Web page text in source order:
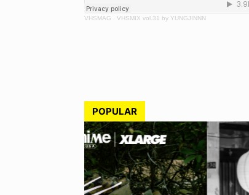
VHSMAG · VHSMIX vol.31 by YUNGJINNN
POPULAR